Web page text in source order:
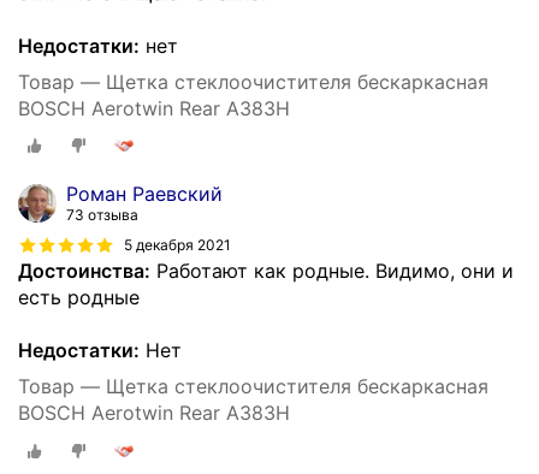
Недостатки: нет
Товар — Щетка стеклоочистителя бескаркасная
BOSCH Aerotwin Rear A383H
Роман Раевский
73 отзыва
5 декабря 2021
Достоинства: Работают как родные. Видимо, они и
есть родные
Недостатки: Нет
Товар — Щетка стеклоочистителя бескаркасная
BOSCH Aerotwin Rear A383H